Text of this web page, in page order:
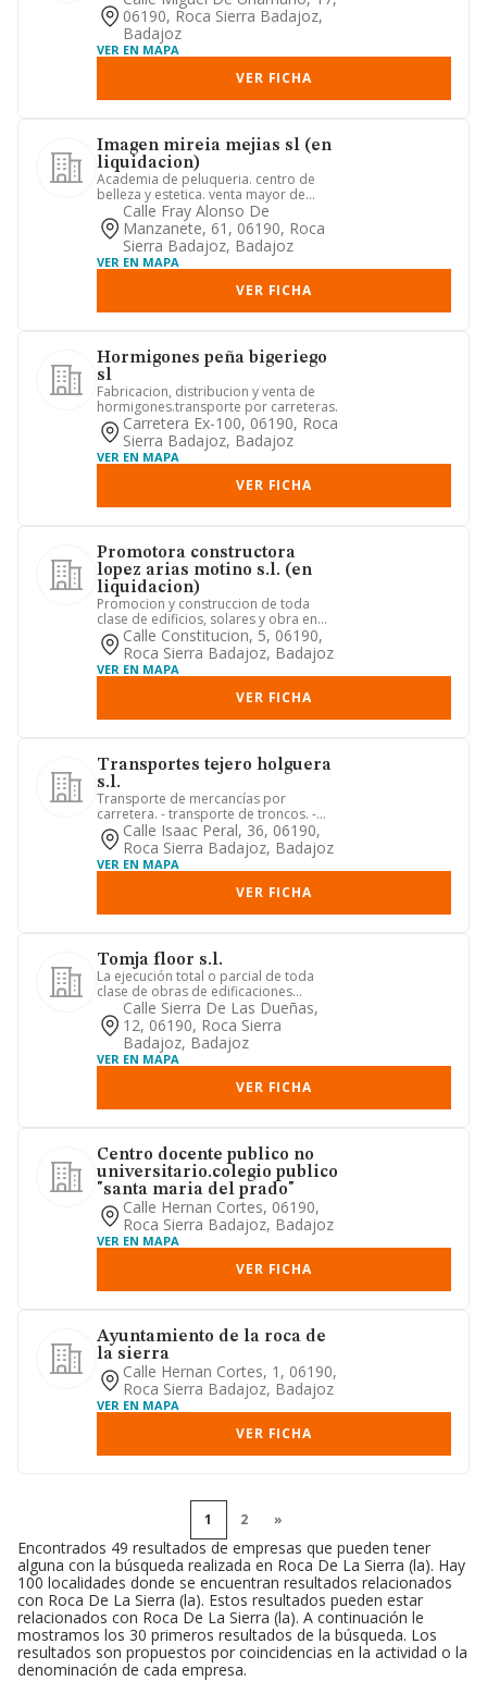
06190, Roca Sierra Badajoz,
Badajoz
VER EN MAPA
VER FICHA
Imagen mireia mejias sl (en
liquidacion)
Academia de peluqueria. centro de
belleza y estetica. venta mayor de
productos de cosmetica, mobili...
Calle Fray Alonso De
Manzanete, 61, 06190, Roca
Sierra Badajoz, Badajoz
VER EN MAPA
VER FICHA
Hormigones peña bigeriego
sl
Fabricacion, distribucion y venta de
hormigones.transporte por carreteras.
Carretera Ex-100, 06190, Roca
Sierra Badajoz, Badajoz
VER EN MAPA
VER FICHA
Promotora constructora
lopez arias motino s.l. (en
liquidacion)
Promocion y construccion de toda
clase de edificios, solares y obra en
general.Calle Constitucion, 5, 06190,
Roca Sierra Badajoz, Badajoz
VER EN MAPA
VER FICHA
Transportes tejero holguera
s.l.
Transporte de mercancías por
carretera. - transporte de troncos. -
transporte de animales. - transp...
Calle Isaac Peral, 36, 06190,
Roca Sierra Badajoz, Badajoz
VER EN MAPA
VER FICHA
Tomja floor s.l.
La ejecución total o parcial de toda
clase de obras de edificaciones
urbanas industriales por cuent...
Calle Sierra De Las Dueñas,
12, 06190, Roca Sierra
Badajoz, Badajoz
VER EN MAPA
VER FICHA
Centro docente publico no
universitario.colegio publico
"santa maria del prado"
Calle Hernan Cortes, 06190,
Roca Sierra Badajoz, Badajoz
VER EN MAPA
VER FICHA
Ayuntamiento de la roca de
la sierra
Calle Hernan Cortes, 1, 06190,
Roca Sierra Badajoz, Badajoz
VER EN MAPA
VER FICHA
1 2 »
Encontrados 49 resultados de empresas que pueden tener
alguna con la búsqueda realizada en Roca De La Sierra (la). Hay
100 localidades donde se encuentran resultados relacionados
con Roca De La Sierra (la). Estos resultados pueden estar
relacionados con Roca De La Sierra (la). A continuación le
mostramos los 30 primeros resultados de la búsqueda. Los
resultados son propuestos por coincidencias en la actividad o la
denominación de cada empresa.